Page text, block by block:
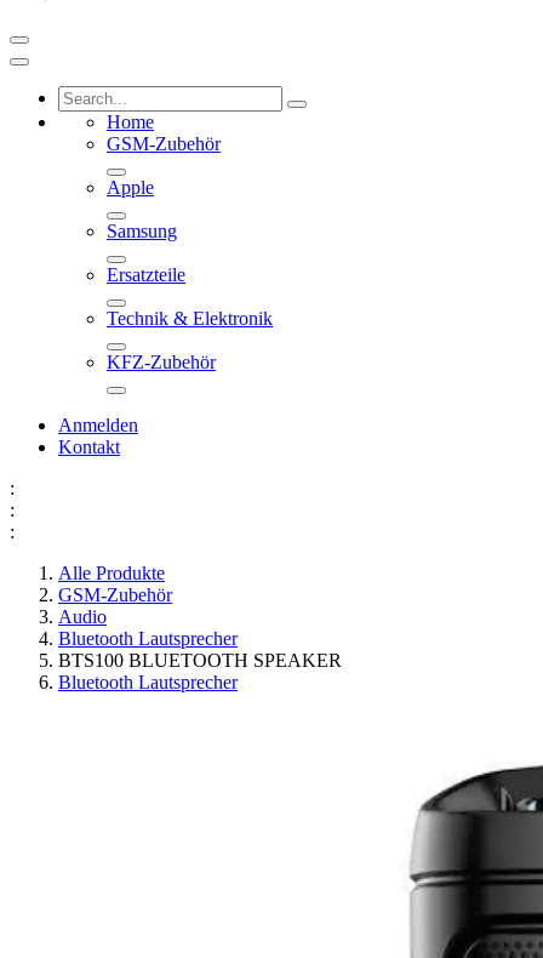
Home
GSM-Zubehör
Apple
Samsung
Ersatzteile
Technik & Elektronik
KFZ-Zubehör
Anmelden
Kontakt
:
:
:
Alle Produkte
GSM-Zubehör
Audio
Bluetooth Lautsprecher
BTS100 BLUETOOTH SPEAKER
Bluetooth Lautsprecher